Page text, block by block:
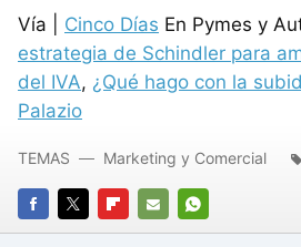
Vía | Cinco Días En Pymes y
estrategia de Schindler para
del IVA, ¿Qué hago con la
Palazio
FACEBOOK
TWITTERFLIPBOARD
E-
WHATSAPP
TEMAS Marketing y Comercial